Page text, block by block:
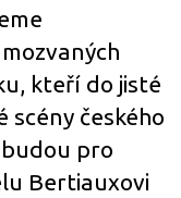
kteří do jisté
scény českého
pro
Bertiauxovi